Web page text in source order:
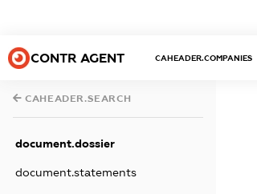
CONTR AGENT CAHEADER.COMPANIES
CAHEADER.SEARCH
document.dossier
document.statements